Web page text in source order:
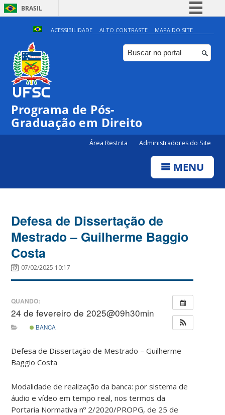
BRASIL
Simplifique!
Comunica BR
Participe
ACESSIBILIDADE ALTO CONTRASTE MAPA DO SITE
Programa de Pós-
Graduação em Direito
Área Restrita Administradores do Site
MENU
Defesa de Dissertação de
Mestrado – Guilherme Baggio
Costa
07/02/2025 10:17
QUANDO:
24 de fevereiro de 2025@09h30min
BANCA
Defesa de Dissertação de Mestrado – Guilherme
Baggio Costa
Modalidade de realização da banca: por sistema de
áudio e vídeo em tempo real, nos termos da
Portaria Normativa nº 2/2020/PROPG, de 25 de